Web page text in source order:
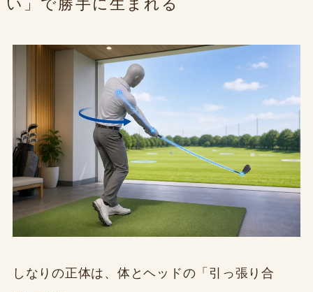
い」で勝手に生まれる
しなりの正体は、体とヘッドの「引っ張り合